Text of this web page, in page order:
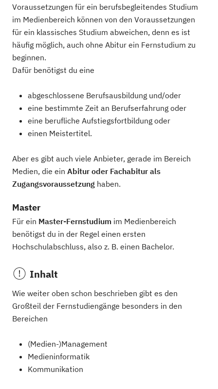
Voraussetzungen für ein berufsbegleitendes Studium
im Medienbereich können von den Voraussetzungen
für ein klassisches Studium abweichen, denn es ist
häufig möglich, auch ohne Abitur ein Fernstudium zu
beginnen.
Dafür benötigst du eine
abgeschlossene Berufsausbildung und/oder
eine bestimmte Zeit an Berufserfahrung oder
eine berufliche Aufstiegsfortbildung oder
einen Meistertitel.
Aber es gibt auch viele Anbieter, gerade im Bereich
Medien, die ein Abitur oder Fachabitur als
Zugangsvoraussetzung haben.
Master
Für ein Master-Fernstudium im Medienbereich
benötigst du in der Regel einen ersten
Hochschulabschluss, also z. B. einen Bachelor.
Inhalt
Wie weiter oben schon beschrieben gibt es den
Großteil der Fernstudiengänge besonders in den
Bereichen
(Medien-)Management
Medieninformatik
Kommunikation